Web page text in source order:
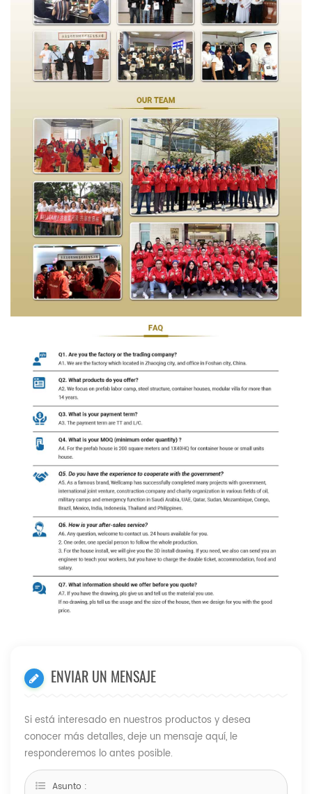
ENVIAR UN MENSAJE
Si está interesado en nuestros productos y desea
conocer más detalles, deje un mensaje aquí, le
responderemos lo antes posible.
Asunto :